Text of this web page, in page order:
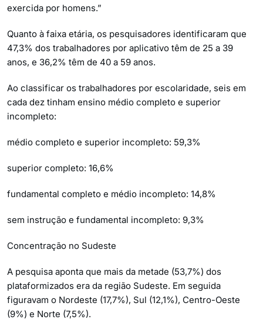
exercida por homens.”
Quanto à faixa etária, os pesquisadores identificaram que
47,3% dos trabalhadores por aplicativo têm de 25 a 39
anos, e 36,2% têm de 40 a 59 anos.
Ao classificar os trabalhadores por escolaridade, seis em
cada dez tinham ensino médio completo e superior
incompleto:
médio completo e superior incompleto: 59,3%
superior completo: 16,6%
fundamental completo e médio incompleto: 14,8%
sem instrução e fundamental incompleto: 9,3%
Concentração no Sudeste
A pesquisa aponta que mais da metade (53,7%) dos
plataformizados era da região Sudeste. Em seguida
figuravam o Nordeste (17,7%), Sul (12,1%), Centro-Oeste
(9%) e Norte (7,5%).